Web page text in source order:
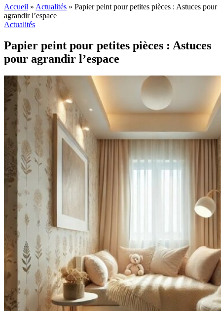
Accueil » Actualités » Papier peint pour petites pièces : Astuces pour
agrandir l’espace
Actualités
Papier peint pour petites pièces : Astuces
pour agrandir l’espace